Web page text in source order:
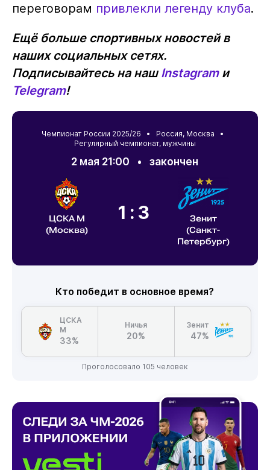
переговорам привлекли легенду клуба.
Ещё больше спортивных новостей в
наших социальных сетях.
Подписывайтесь на нашInstagramи
Telegram!
Чемпионат России 2025/26 • Россия, Москва •
Регулярный чемпионат, мужчины
2 мая 21:00 •закончен
ЦСКА М
(Москва)
1:3
Зенит
(Санкт-
Петербург)
Кто победит в основное время?
ЦСКА
М
33%
Ничья
20%
Зенит
47%
Проголосовало 105 человек